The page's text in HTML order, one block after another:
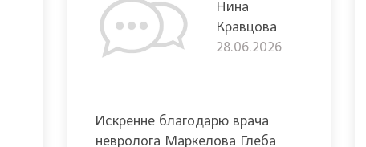
Нина
Кравцова
28.06.2026
Искренне благодарю врача
невролога Маркелова Глеба